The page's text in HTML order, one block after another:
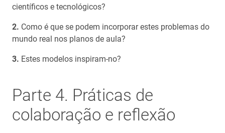
científicos e tecnológicos?
Como é que se podem incorporar estes problemas do
mundo real nos planos de aula?
Estes modelos inspiram-no?
Parte 4. Práticas de
colaboração e reflexão